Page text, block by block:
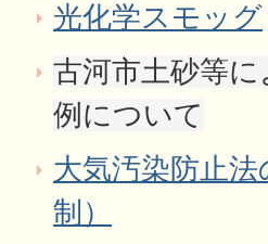
光化学スモッグ
古河市土砂等
例について
大気汚染防止
制）